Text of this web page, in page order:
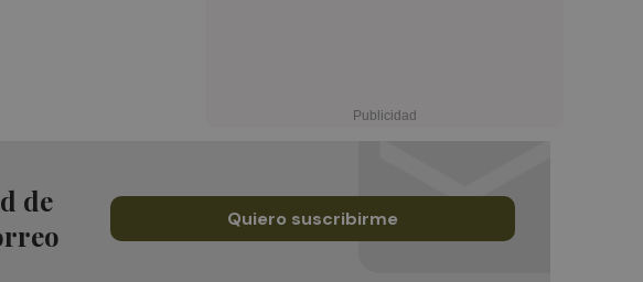
de
Quiero suscribirme